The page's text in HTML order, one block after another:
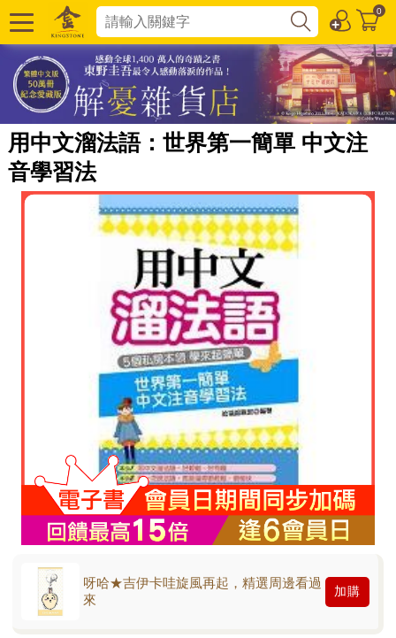
0
用中文溜法語：世界第一簡單 中文注
音學習法
呀哈★吉伊卡哇旋風再起，精選周邊看過
來
加購